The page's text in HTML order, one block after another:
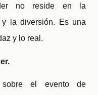
no reside en la
la diversión. Es una
y lo real.
sobre el evento de